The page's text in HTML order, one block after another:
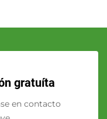
gratuíta
en contacto